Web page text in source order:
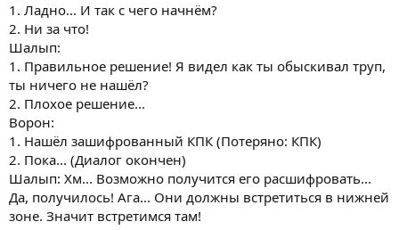
1. Ладно... И так с чего начнём?
2. Ни за что!
Шалып:
1. Правильное решение! Я видел как ты обыскивал труп,
ты ничего не нашёл?
2. Плохое решение...
Ворон:
1. Нашёл зашифрованный КПК (Потеряно: КПК)
2. Пока... (Диалог окончен)
Шалып: Хм... Возможно получится его расшифровать...
Да, получилось! Ага... Они должны встретиться в нижней
зоне. Значит встретимся там!